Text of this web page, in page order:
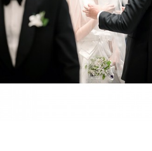
하얏트호텔